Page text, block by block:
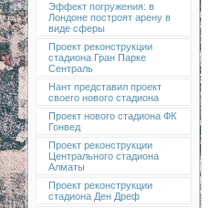
Эффект погружения: в
Лондоне построят арену в
виде сферы
Проект реконструкции
стадиона Гран Парке
Сентраль
Нант представил проект
своего нового стадиона
Проект нового стадиона ФК
Гонвед
Проект реконструкции
Центрального стадиона
Алматы
Проект реконструкции
стадиона Ден Дреф